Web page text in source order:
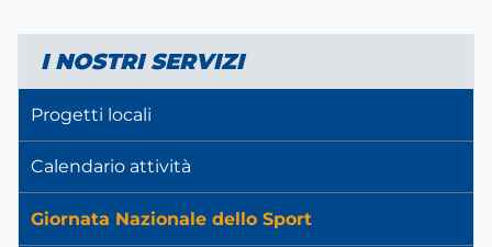
I NOSTRI SERVIZI
Progetti locali
Calendario attività
Giornata Nazionale dello Sport